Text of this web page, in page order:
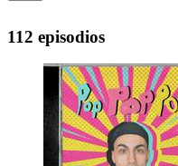
112 episodios